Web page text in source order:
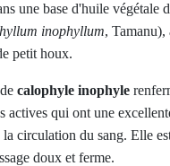
une base d'huile végétale
inophyllum, Tamanu),
petit houx.
calophyle inophyle
actives qui ont une
circulation du sang. Elle
doux et ferme.